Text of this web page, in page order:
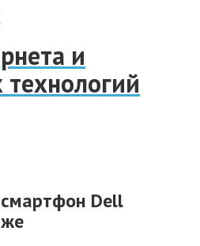
и
Dell